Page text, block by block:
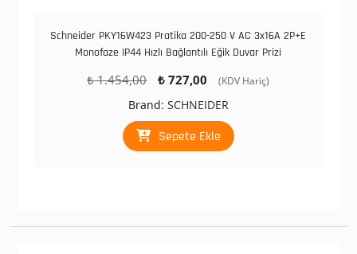
Schneider PKY16W423 Pratika 200-250 V AC 3x16A 2P+E
Monofaze IP44 Hızlı Bağlantılı Eğik Duvar Prizi
₺1.454,00
Orijinal
₺ 1.454,00.
₺ 727,00
Şu
fiyat:
₺ 727,00.
(KDV Hariç)
Brand: SCHNEIDER
Sepete Ekle